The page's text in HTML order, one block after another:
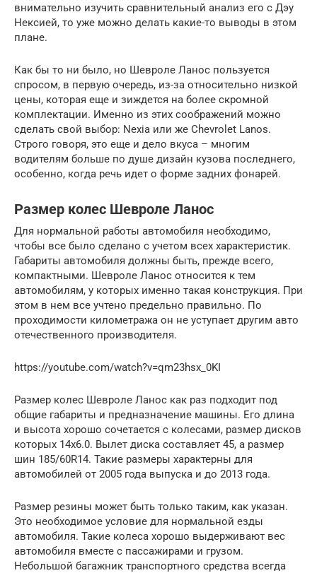
внимательно изучить сравнительный анализ его с Дэу
Нексией, то уже можно делать какие-то выводы в этом
плане.
Как бы то ни было, но Шевроле Ланос пользуется
спросом, в первую очередь, из-за относительно низкой
цены, которая еще и зиждется на более скромной
комплектации. Именно из этих соображений можно
сделать свой выбор: Nexia или же Chevrolet Lanos.
Строго говоря, это еще и дело вкуса – многим
водителям больше по душе дизайн кузова последнего,
особенно, когда речь идет о форме задних фонарей.
Размер колес Шевроле Ланос
Для нормальной работы автомобиля необходимо,
чтобы все было сделано с учетом всех характеристик.
Габариты автомобиля должны быть, прежде всего,
компактными. Шевроле Ланос относится к тем
автомобилям, у которых именно такая конструкция. При
этом в нем все учтено предельно правильно. По
проходимости километража он не уступает другим авто
отечественного производителя.
https://youtube.com/watch?v=qm23hsx_0KI
Размер колес Шевроле Ланос как раз подходит под
общие габариты и предназначение машины. Его длина
и высота хорошо сочетается с колесами, размер дисков
которых 14х6.0. Вылет диска составляет 45, а размер
шин 185/60R14. Такие размеры характерны для
автомобилей от 2005 года выпуска и до 2013 года.
Размер резины может быть только таким, как указан.
Это необходимое условие для нормальной езды
автомобиля. Такие колеса хорошо выдерживают вес
автомобиля вместе с пассажирами и грузом.
Небольшой багажник транспортного средства всегда